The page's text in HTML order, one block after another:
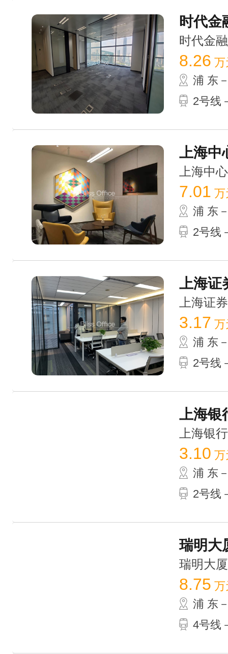
时代金
时代金
8.26 万
浦 东
2号线
上海中
上海中
7.01 万
浦 东
2号线
上海证
上海证
3.17 万
浦 东
2号线
上海银
上海银
3.10 万
浦 东
2号线
瑞明大
瑞明大
8.75 万
浦 东
4号线